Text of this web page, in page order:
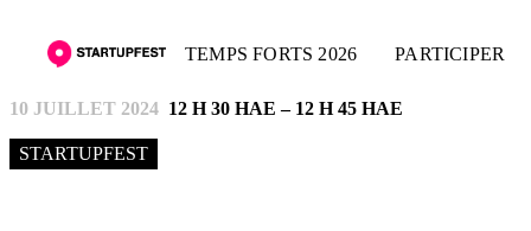
TEMPS FORTS 2026 PARTICIPER
10 JUILLET 2024 12 H 30 HAE – 12 H 45 HAE
STARTUPFEST